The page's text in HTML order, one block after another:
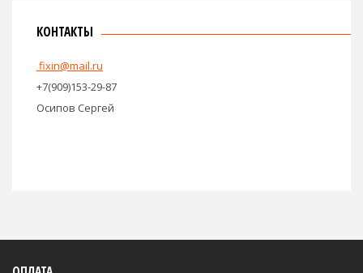
КОНТАКТЫ
fixin@mail.ru
+7(909)153-29-87
Осипов Сергей